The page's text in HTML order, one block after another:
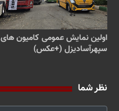
اولین نمایش عمومی کامیون های
سپهرآسادیزل (+عکس)
نظر شما